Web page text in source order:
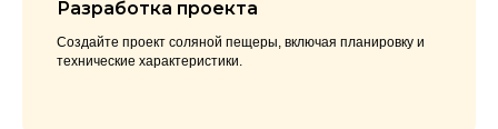
Разработка проекта
Создайте проект соляной пещеры, включая планировку и
технические характеристики.